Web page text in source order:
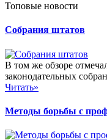
Топовые новости
Собрания штатов
В том же обзоре
законодательных
Читать»
Методы борьбы с